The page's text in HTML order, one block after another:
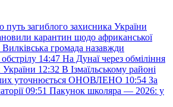
загиблого захисника України
карантин щодо африканської
Вилківська громада назавжди
14:47 На Дунаї через обміління
12:32 В Ізмаїльському районі
уточнюється ОНОВЛЕНО 10:54 За
09:51 Пакунок школяра — 2026: у